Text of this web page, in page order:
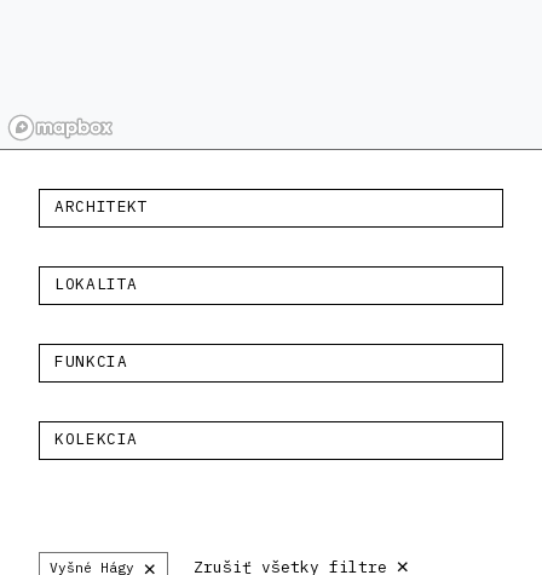
ARCHITEKT
LOKALITA
FUNKCIA
KOLEKCIA
Vyšné Hágy × Zrušiť všetky filtre ×